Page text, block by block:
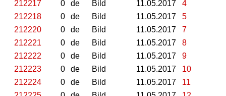
212217 0 de Bild 11.05.2017
4
212218
0 de Bild 11.05.2017
5
212220
0 de Bild 11.05.2017
7
212221
0 de Bild 11.05.2017
8
212222
0 de Bild 11.05.2017
9
212223
0 de Bild 11.05.2017
10
212224
0 de Bild 11.05.2017
11